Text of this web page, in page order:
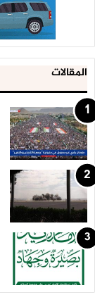
المقالات